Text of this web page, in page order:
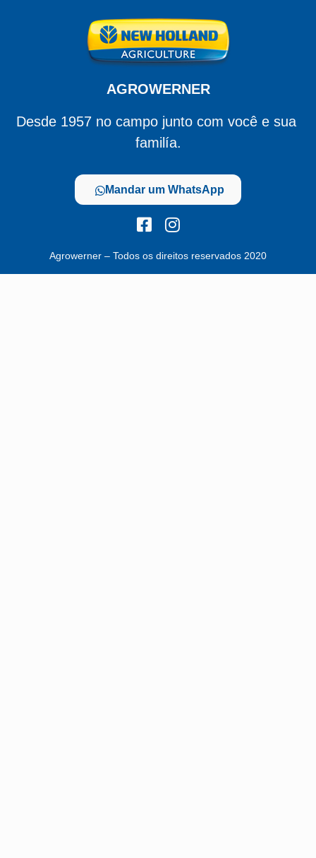
AGROWERNER
Desde 1957 no campo junto com você e sua
familía.
Mandar um WhatsApp
Agrowerner – Todos os direitos reservados 2020